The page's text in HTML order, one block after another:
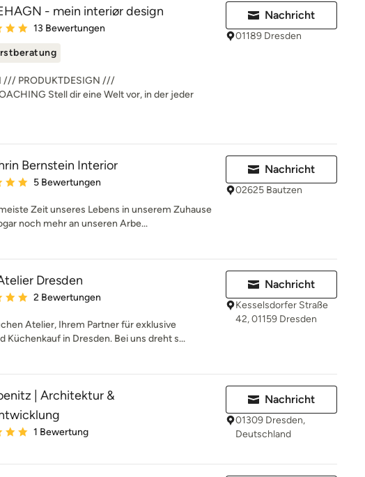
- mein interiør design
Bewertung: 5 von 5 Sternen
13 Bewertungen
/// PRODUKTDESIGN ///
Stell dir eine Welt vor, in der jeder
Nachricht
01189 Dresden
Bernstein Interior
Bewertung: 5 von 5 Sternen
5 Bewertungen
Zeit unseres Lebens in unserem Zuhause
noch mehr an unseren Arbe...
Nachricht
02625 Bautzen
Dresden
Bewertung: 5 von 5 Sternen
2 Bewertungen
Atelier, Ihrem Partner für exklusive
Küchenkauf in Dresden. Bei uns dreht s...
Nachricht
Kesselsdorfer Straße
42, 01159 Dresden
| Architektur &
Bewertung: 5 von 5 Sternen
1 Bewertung
Nachricht
01309 Dresden,
Deutschland